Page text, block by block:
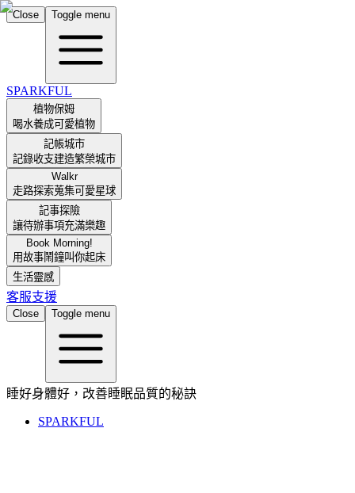
Close Toggle menu
SPARKFUL
植物保姆
喝水養成可愛植物
記帳城市
記錄收支建造繁榮城市
Walkr
走路探索蒐集可愛星球
記事探險
讓待辦事項充滿樂趣
Book Morning!
用故事鬧鐘叫你起床
生活靈感
客服支援
Close Toggle menu
睡好身體好，改善睡眠品質的秘訣
SPARKFUL